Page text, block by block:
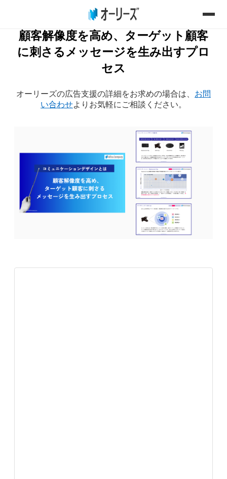
顧客解像度を高め、ターゲット顧客
に刺さるメッセージを生み出すプロ
セス
オーリーズの広告支援の詳細をお求めの場合は、 お問
い合わせよりお気軽にご相談ください。